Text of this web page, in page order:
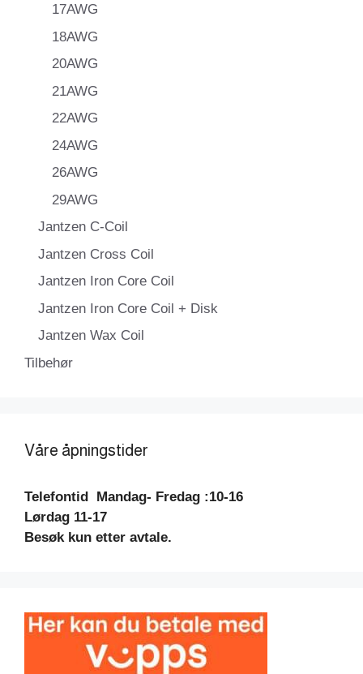
17AWG
18AWG
20AWG
21AWG
22AWG
24AWG
26AWG
29AWG
Jantzen C-Coil
Jantzen Cross Coil
Jantzen Iron Core Coil
Jantzen Iron Core Coil + Disk
Jantzen Wax Coil
Tilbehør
Våre åpningstider
Telefontid Mandag- Fredag :10-16
Lørdag 11-17
Besøk kun etter avtale.